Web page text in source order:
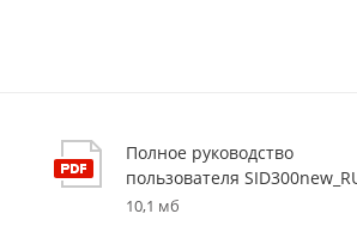
Полное руководство
пользователя
10,1 мб